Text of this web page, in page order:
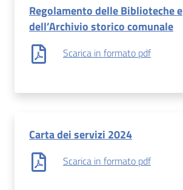
Regolamento delle Biblioteche e
dell’Archivio storico comunale
Scarica in formato pdf
Carta dei servizi 2024
Scarica in formato pdf